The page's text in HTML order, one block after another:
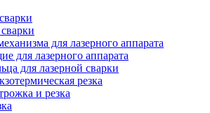
для лазерного аппарата
для лазерного аппарата
для лазерной сварки
резка
и резка